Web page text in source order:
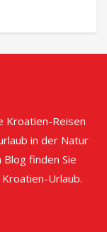
Kroatien-Reisen
in der Natur
finden Sie
Urlaub.